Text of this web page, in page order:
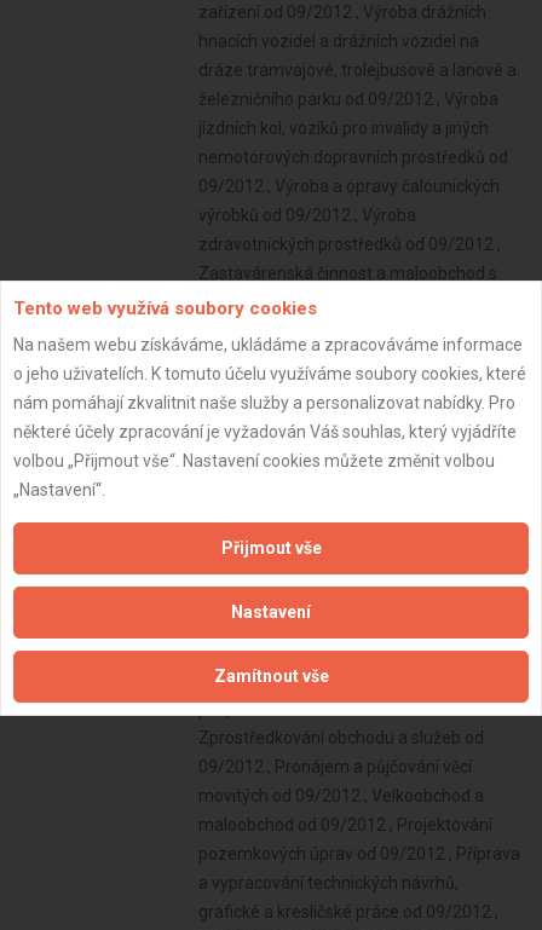
Tento web využívá soubory cookies
Na našem webu získáváme, ukládáme a zpracováváme informace
o jeho uživatelích. K tomuto účelu využíváme soubory cookies, které
nám pomáhají zkvalitnit naše služby a personalizovat nabídky. Pro
některé účely zpracování je vyžadován Váš souhlas, který vyjádříte
volbou „Přijmout vše“. Nastavení cookies můžete změnit volbou
„Nastavení“.
Přijmout vše
Nastavení
Zamítnout vše